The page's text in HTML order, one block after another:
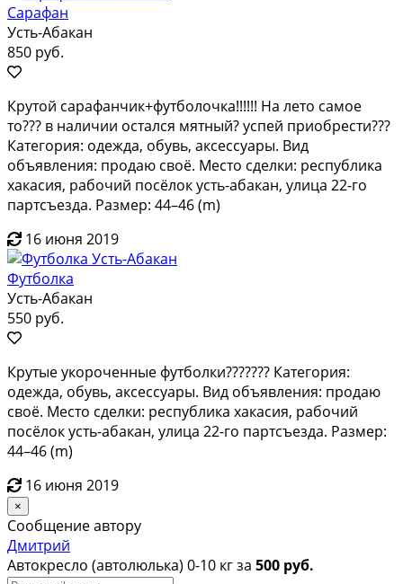
Сарафан
Усть-Абакан
850 руб.
Крутой сарафанчик+футболочка!!!!!! На лето самое
то??? в наличии остался мятный? успей приобрести???
Категория: одежда, обувь, аксессуары. Вид
объявления: продаю своё. Место сделки: республика
хакасия, рабочий посёлок усть-абакан, улица 22-го
партсъезда. Размер: 44–46 (m)
16 июня 2019
Футболка
Усть-Абакан
550 руб.
Крутые укороченные футболки??????? Категория:
одежда, обувь, аксессуары. Вид объявления: продаю
своё. Место сделки: республика хакасия, рабочий
посёлок усть-абакан, улица 22-го партсъезда. Размер:
44–46 (m)
16 июня 2019
×
Сообщение автору
Дмитрий
Автокресло (автолюлька) 0-10 кг за 500 руб.